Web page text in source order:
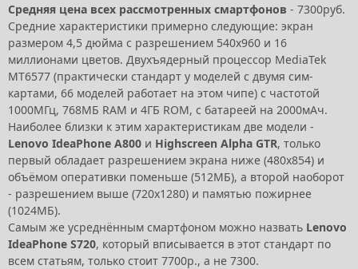
Средняя цена всех рассмотренных смартфонов - 7300руб.
Средние характеристики примерно следующие: экран
размером 4,5 дюйма с разрешением 540x960 и 16
миллионами цветов. Двухъядерный процессор MediaTek
MT6577 (практически стандарт у моделей с двумя сим-
картами, 66 моделей работает на этом чипе) с частотой
1000МГц, 768МБ RAM и 4ГБ ROM, с батареей на 2000мАч.
Наиболее близки к этим характеристикам две модели -
Lenovo IdeaPhone A800 и Highscreen Alpha GTR, только
первый обладает разрешением экрана ниже (480x854) и
объёмом оперативки поменьше (512МБ), а второй наоборот
- разрешением выше (720x1280) и памятью пожирнее
(1024МБ).
Самым же усреднённым смартфоном можно назвать Lenovo
IdeaPhone S720, который вписывается в этот стандарт по
всем статьям, только стоит 7700р., а не 7300.